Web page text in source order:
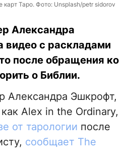
Таро. Фото: Unsplash/petr sidorov
Александра
видео с раскладами
после обращения ко
о Библии.
Александра Эшкрофт,
Alex in the Ordinary,
от тарологии после
сообщает The